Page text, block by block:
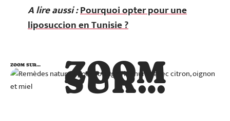
A lire aussi :Pourquoi opter pour une
liposuccion en Tunisie ?
ZOOM
SUR…
ZOOM SUR…